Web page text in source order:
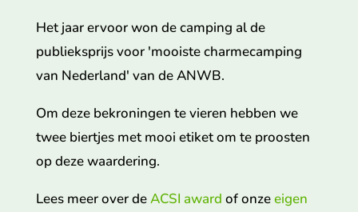
Het jaar ervoor won de camping al de
publieksprijs voor 'mooiste charmecamping
van Nederland' van de ANWB.
Om deze bekroningen te vieren hebben we
twee biertjes met mooi etiket om te proosten
op deze waardering.
Lees meer over deACSI award of onzeeigen